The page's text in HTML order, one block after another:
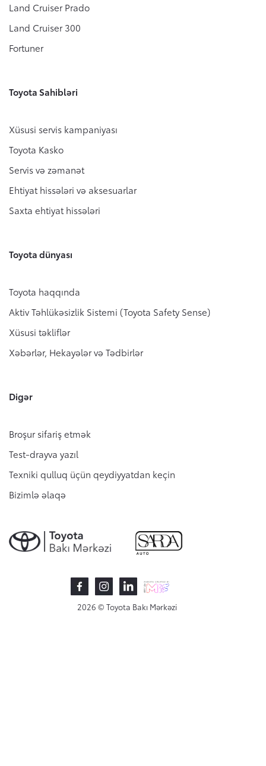
Land Cruiser Prado
Land Cruiser 300
Fortuner
Toyota Sahibləri
Xüsusi servis kampaniyası
Toyota Kasko
Servis və zəmanət
Ehtiyat hissələri və aksesuarlar
Saxta ehtiyat hissələri
Toyota dünyası
Toyota haqqında
Aktiv Təhlükəsizlik Sistemi (Toyota Safety Sense)
Xüsusi təkliflər
Xəbərlər, Hekayələr və Tədbirlər
Digər
Broşur sifariş etmək
Test-drayva yazıl
Texniki qulluq üçün qeydiyyatdan keçin
Bizimlə əlaqə
2026 © Toyota Bakı Mərkəzi